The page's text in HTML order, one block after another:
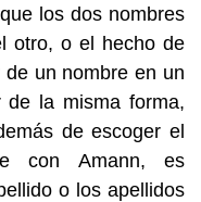
los dos nombres
otro, o el hecho de
un nombre en un
de la misma forma,
de escoger el
con Amann, es
o los apellidos